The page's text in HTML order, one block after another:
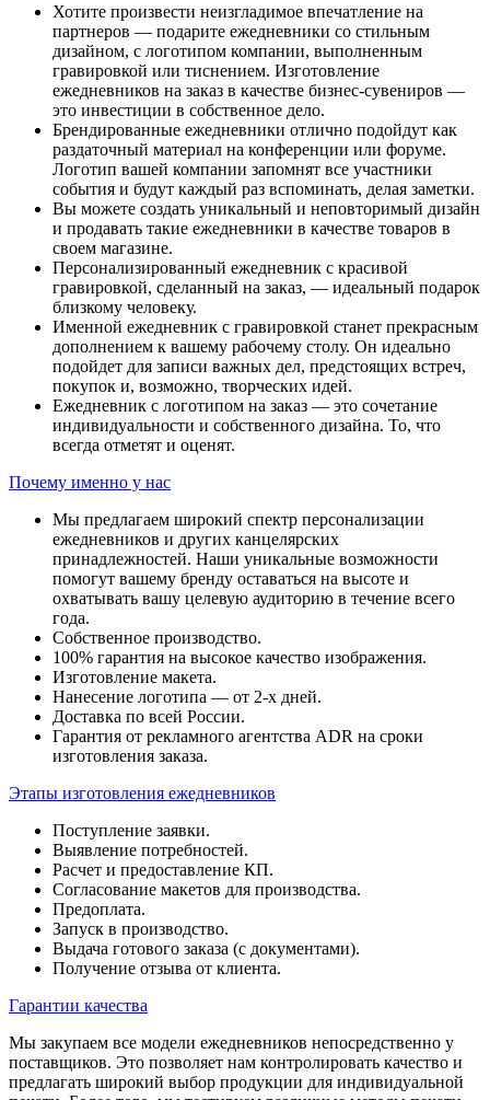
Хотите произвести неизгладимое впечатление на
партнеров — подарите ежедневники со стильным
дизайном, с логотипом компании, выполненным
гравировкой или тиснением. Изготовление
ежедневников на заказ в качестве бизнес-сувениров —
это инвестиции в собственное дело.
Брендированные ежедневники отлично подойдут как
раздаточный материал на конференции или форуме.
Логотип вашей компании запомнят все участники
события и будут каждый раз вспоминать, делая заметки.
Вы можете создать уникальный и неповторимый дизайн
и продавать такие ежедневники в качестве товаров в
своем магазине.
Персонализированный ежедневник с красивой
гравировкой, сделанный на заказ, — идеальный подарок
близкому человеку.
Именной ежедневник с гравировкой станет прекрасным
дополнением к вашему рабочему столу. Он идеально
подойдет для записи важных дел, предстоящих встреч,
покупок и, возможно, творческих идей.
Ежедневник с логотипом на заказ — это сочетание
индивидуальности и собственного дизайна. То, что
всегда отметят и оценят.
Почему именно у нас
Мы предлагаем широкий спектр персонализации
ежедневников и других канцелярских
принадлежностей. Наши уникальные возможности
помогут вашему бренду оставаться на высоте и
охватывать вашу целевую аудиторию в течение всего
года.
Собственное производство.
100% гарантия на высокое качество изображения.
Изготовление макета.
Нанесение логотипа — от 2-х дней.
Доставка по всей России.
Гарантия от рекламного агентства ADR на сроки
изготовления заказа.
Этапы изготовления ежедневников
Поступление заявки.
Выявление потребностей.
Расчет и предоставление КП.
Согласование макетов для производства.
Предоплата.
Запуск в производство.
Выдача готового заказа (с документами).
Получение отзыва от клиента.
Гарантии качества
Мы закупаем все модели ежедневников непосредственно у
поставщиков. Это позволяет нам контролировать качество и
предлагать широкий выбор продукции для индивидуальной